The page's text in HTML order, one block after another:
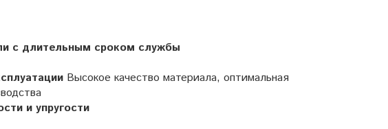
с длительным сроком службы
Высокое качество материала, оптимальная
и упругости